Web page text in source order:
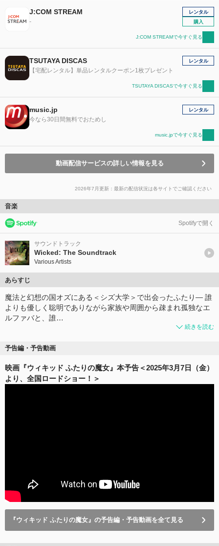
J:COM STREAM
-
レンタル
購入
J:COM STREAMで今すぐ見る
TSUTAYA DISCAS
【宅配レンタル】単品レンタルクーポン1枚プレゼント
レンタル
TSUTAYA DISCASで今すぐ見る
music.jp
今なら30日間無料でおためし
レンタル
music.jpで今すぐ見る
動画配信サービスの詳しい情報を見る
2026年7月更新：最新の配信状況は各サイトでご確認ください
音楽
Spotifyで開く
サウンドトラック
Wicked: The Soundtrack
Various Artists
あらすじ
魔法と幻想の国オズにある＜シズ大学＞で出会ったふたり― 誰
よりも優しく聡明でありながら家族や周囲から疎まれ孤独なエ
ルファバと、誰…
続きを読む
予告編・予告動画
映画『ウィキッド ふたりの魔女』本予告＜2025年3月7日（金）
より、全国ロードショー！＞
『ウィキッド ふたりの魔女』の予告編・予告動画を全て見る